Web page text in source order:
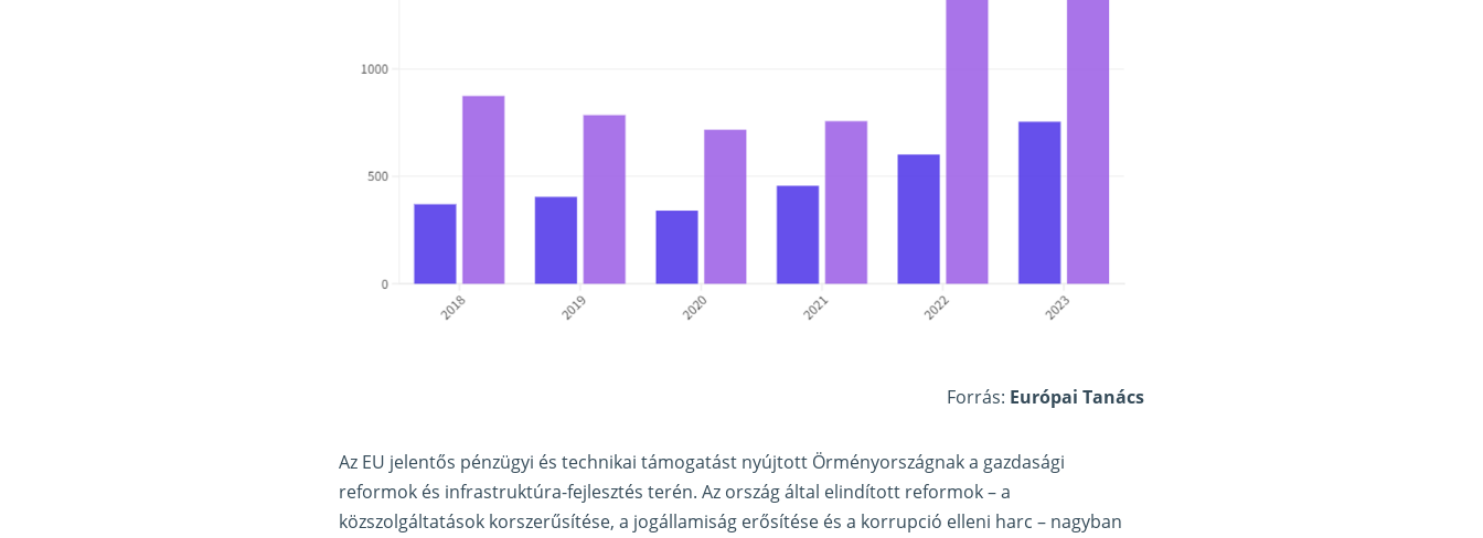
Forrás: Európai Tanács
Az EU jelentős pénzügyi és technikai támogatást nyújtott Örményországnak a gazdasági
reformok és infrastruktúra-fejlesztés terén. Az ország által elindított reformok – a
közszolgáltatások korszerűsítése, a jogállamiság erősítése és a korrupció elleni harc – nagyban